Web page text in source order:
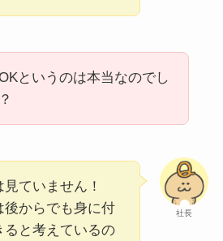
というのは本当なのでし
社長
ていません！
後からでも身に付
ると考えているの